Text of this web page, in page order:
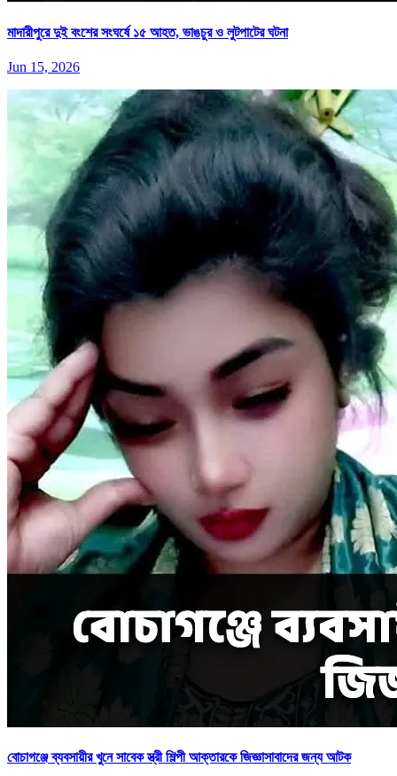
মাদারীপুরে দুই বংশের সংঘর্ষে ১৫ আহত, ভাঙচুর ও লুটপাটের ঘটনা
Jun 15, 2026
বোচাগঞ্জে ব্যবসায়ীর খুনে সাবেক স্ত্রী শিল্পী আক্তারকে জিজ্ঞাসাবাদের জন্য আটক